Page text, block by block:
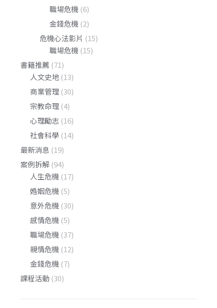
職場危機 (6)
金錢危機 (2)
危機心法影片 (15)
職場危機 (15)
書籍推薦 (71)
人文史地 (13)
商業管理 (30)
宗教命理 (4)
心理勵志 (16)
社會科學 (14)
最新消息 (19)
案例拆解 (94)
人生危機 (17)
婚姻危機 (5)
意外危機 (30)
感情危機 (5)
職場危機 (37)
親情危機 (12)
金錢危機 (7)
課程活動 (30)